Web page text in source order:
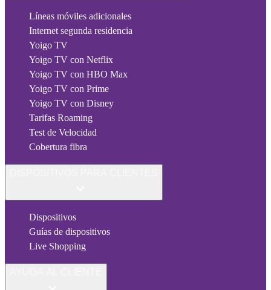
Líneas móviles adicionales
Internet segunda residencia
Yoigo TV
Yoigo TV con Netflix
Yoigo TV con HBO Max
Yoigo TV con Prime
Yoigo TV con Disney
Tarifas Roaming
Test de Velocidad
Cobertura fibra
Dispositivos
Guías de dispositivos
Live Shopping